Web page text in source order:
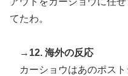
てたわ。
→12. 海外の反応
カーショウはあのポス